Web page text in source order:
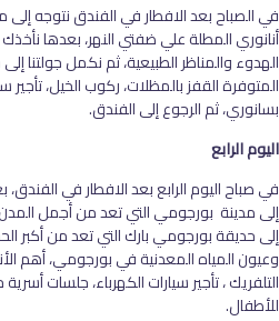
في الصباح بعد الافطار في الفندق نتوجه
أنانوري المطلة علي ضفتي النهر، بعدها
الهدوء والمناظر الطبيعية، ثم نكمل جولتنا
المتوفرة القفز بالمظلات، ركوب الخيل، تأجير
بسانوري، ثم الرجوع إلى الفندق.
اليوم الرابع
في صباح اليوم الرابع بعد الافطار في
إلى مدينة بورجومي التي تعد من أجمل المدن
إلى حديقة بورجومي بارك التي تعد من أكبر
وعيون المياه المعدنية في بورجومي، أهم
التلفريك ، تأجير سيارات الكهرباء، جلسات
للأطفال.